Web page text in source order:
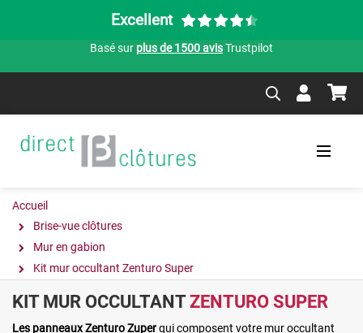
Excellent
Basé sur plus de 1500 avisTrustpilot
Accueil
Brise-vue clôtures
Mur en gabion
Kit mur occultant Zenturo Super
KIT MUR OCCULTANTZENTURO SUPER
Les panneaux Zenturo Zuperqui composent votre mur occultant